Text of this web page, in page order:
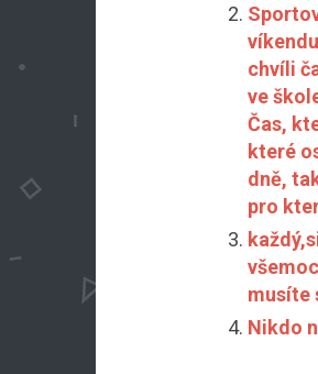
chvíli
ve
Čas,
které
dně,
pro
musíte
Nikdo